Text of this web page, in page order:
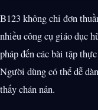
B123 không chỉ đơn
nhiều công cụ giáo dục
pháp đến các bài tập
Người dùng có thể dễ
thấy chán nản.